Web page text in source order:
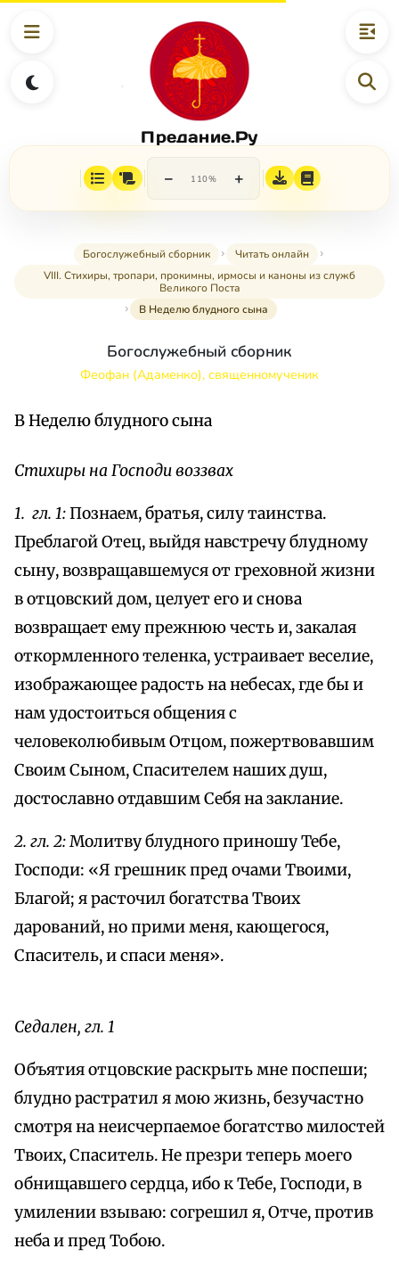
Предание.Ру
− 110% +
Богослужебный сборник
Читать онлайн
VIII. Стихиры, тропари, прокимны, ирмосы и каноны из служб
Великого Поста
В Неделю блудного сына
Богослужебный сборник
Феофан (Адаменко), священномученик
В Неделю блудного сына
Стихиры на Господи воззвах
1. гл. 1:Познаем, братья, силу таинства.
Преблагой Отец, выйдя навстречу блудному
сыну, возвращавшемуся от греховной жизни
в отцовский дом, целует его и снова
возвращает ему прежнюю честь и, закалая
откормленного теленка, устраивает веселие,
изображающее радость на небесах, где бы и
нам удостоиться общения с
человеколюбивым Отцом, пожертвовавшим
Своим Сыном, Спасителем наших душ,
достославно отдавшим Себя на заклание.
2. гл. 2:Молитву блудного приношу Тебе,
Господи: «Я грешник пред очами Твоими,
Благой; я расточил богатства Твоих
дарований, но прими меня, кающегося,
Спаситель, и спаси меня».
Седален, гл. 1
Объятия отцовские раскрыть мне поспеши;
блудно растратил я мою жизнь, безучастно
смотря на неисчерпаемое богатство милостей
Твоих, Спаситель. Не презри теперь моего
обнищавшего сердца, ибо к Тебе, Господи, в
умилении взываю: согрешил я, Отче, против
неба и пред Тобою.